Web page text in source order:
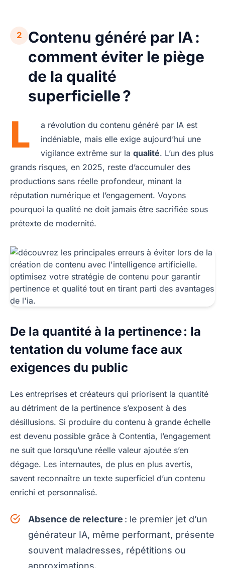
2
Contenu généré par IA :
comment éviter le piège
de la qualité
superficielle ?
L
a révolution du contenu généré par IA est
indéniable, mais elle exige aujourd’hui une
vigilance extrême sur la qualité. L’un des plus
grands risques, en 2025, reste d’accumuler des
productions sans réelle profondeur, minant la
réputation numérique et l’engagement. Voyons
pourquoi la qualité ne doit jamais être sacrifiée sous
prétexte de modernité.
De la quantité à la pertinence : la
tentation du volume face aux
exigences du public
Les entreprises et créateurs qui priorisent la quantité
au détriment de la pertinence s’exposent à des
désillusions. Si produire du contenu à grande échelle
est devenu possible grâce à Contentia, l’engagement
ne suit que lorsqu’une réelle valeur ajoutée s’en
dégage. Les internautes, de plus en plus avertis,
savent reconnaître un texte superficiel d’un contenu
enrichi et personnalisé.
Absence de relecture : le premier jet d’un
générateur IA, même performant, présente
souvent maladresses, répétitions ou
approximations.